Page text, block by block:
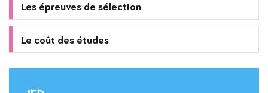
Les épreuves de sélection
Le coût des études